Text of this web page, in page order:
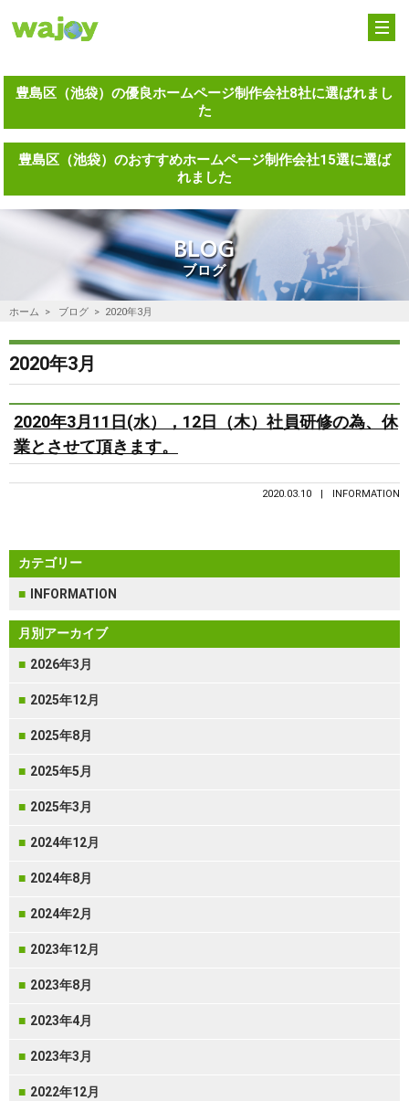
ホーム HOME
サービス内容 SERVICE
実績紹介 WORKS
よくある質問 FAQ
BLOG
豊島区（池袋）の優良ホームページ制作会社8社に選ばれまし
た
豊島区（池袋）のおすすめホームページ制作会社15選に選ば
れました
ブログ
BLOG
ホーム ブログ 2020年3月
2020年3月
2020年3月11日(水），12日（木）社員研修の為、休
業とさせて頂きます。
2020.03.10 INFORMATION
カテゴリー
INFORMATION
月別アーカイブ
2026年3月
2025年12月
2025年8月
2025年5月
2025年3月
2024年12月
2024年8月
2024年2月
2023年12月
2023年8月
2023年4月
2023年3月
2022年12月